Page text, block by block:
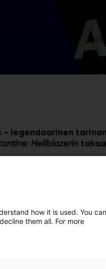
– legendaarinen
Hellblazerin takaa
ja luova johtaja,
hän on ollut
Wolverinelle,
tunnettuihin
sekä alan
ja on palannut
how it is used. You can
them all. For more